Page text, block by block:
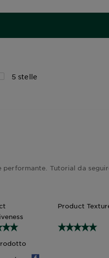
5 stelle
performante. Tutorial da
Product